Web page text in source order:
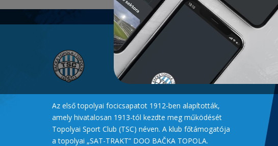
Az első topolyai focicsapatot 1912-ben alapították,
amely hivatalosan 1913-tól kezdte meg működését
Topolyai Sport Club (TSC) néven. A klub főtámogatója
a topolyai „SAT-TRAKT” DOO BAČKA TOPOLA.